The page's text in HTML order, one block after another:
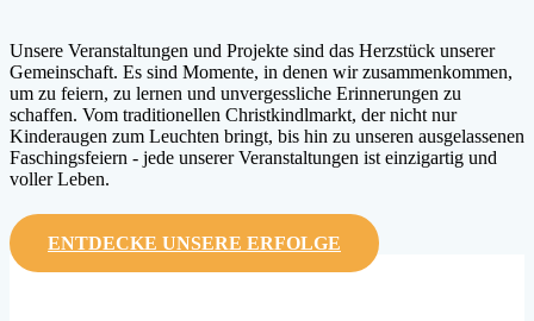
Unsere Veranstaltungen und Projekte sind das Herzstück unserer
Gemeinschaft. Es sind Momente, in denen wir zusammenkommen,
um zu feiern, zu lernen und unvergessliche Erinnerungen zu
schaffen. Vom traditionellen Christkindlmarkt, der nicht nur
Kinderaugen zum Leuchten bringt, bis hin zu unseren ausgelassenen
Faschingsfeiern - jede unserer Veranstaltungen ist einzigartig und
voller Leben.
ENTDECKE UNSERE ERFOLGE